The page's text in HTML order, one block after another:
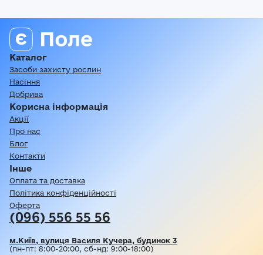
Каталог
Засоби захисту рослин
Насіння
Добрива
Корисна інформація
Акції
Про нас
Блог
Контакти
Інше
Оплата та доставка
Політика конфіденційності
Оферта
(096) 556 55 56
м.Київ, вулиця Василя Кучера, будинок 3
(пн-пт: 8:00-20:00, сб-нд: 9:00-18:00)